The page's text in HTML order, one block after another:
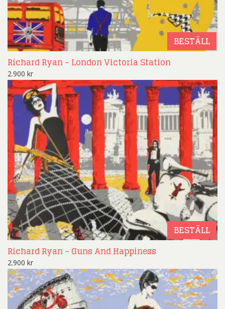
BESTÄLL
Richard Ryan – London Victoria Station
2.900 kr
BESTÄLL
Richard Ryan – Guns And Happiness
2.900 kr